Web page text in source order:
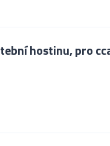
hostinu, pro